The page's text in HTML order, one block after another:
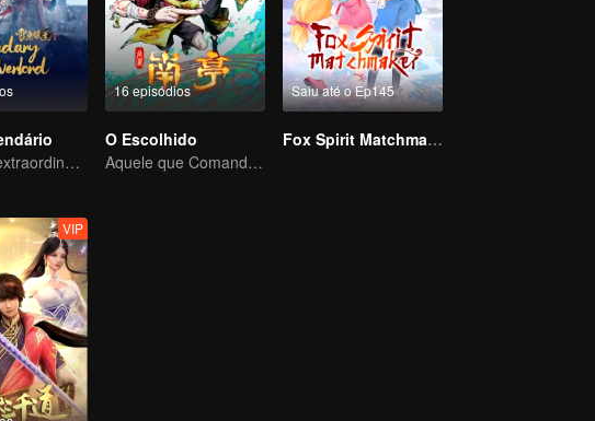
Aventura extraordinária, um adolescente renascido da adversidade
16 episódios
O Escolhido
Aquele que Comanda os Céus — Que Comece a Batalha!
Saiu até o Ep145
Fox Spirit Matchmaker
VIP